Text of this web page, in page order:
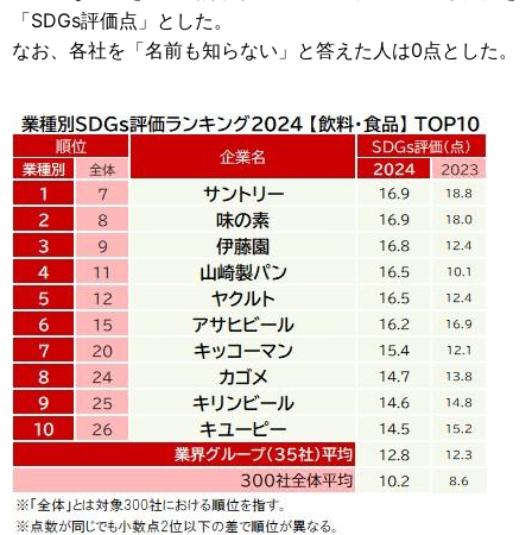
「SDGs評価点」とした。
なお、各社を「名前も知らない」と答えた人は0点とした。